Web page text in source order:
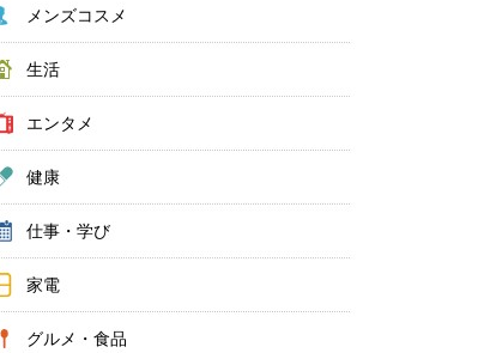
メンズコスメ
生活
エンタメ
健康
仕事・学び
家電
グルメ・食品